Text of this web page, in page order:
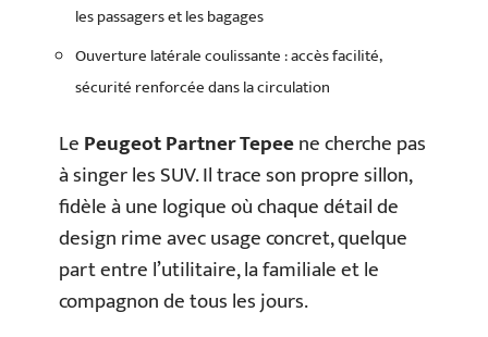
les passagers et les bagages
Ouverture latérale coulissante : accès facilité,
sécurité renforcée dans la circulation
LePeugeot Partner Tepeene cherche pas
à singer les SUV. Il trace son propre sillon,
fidèle à une logique où chaque détail de
design rime avec usage concret, quelque
part entre l’utilitaire, la familiale et le
compagnon de tous les jours.